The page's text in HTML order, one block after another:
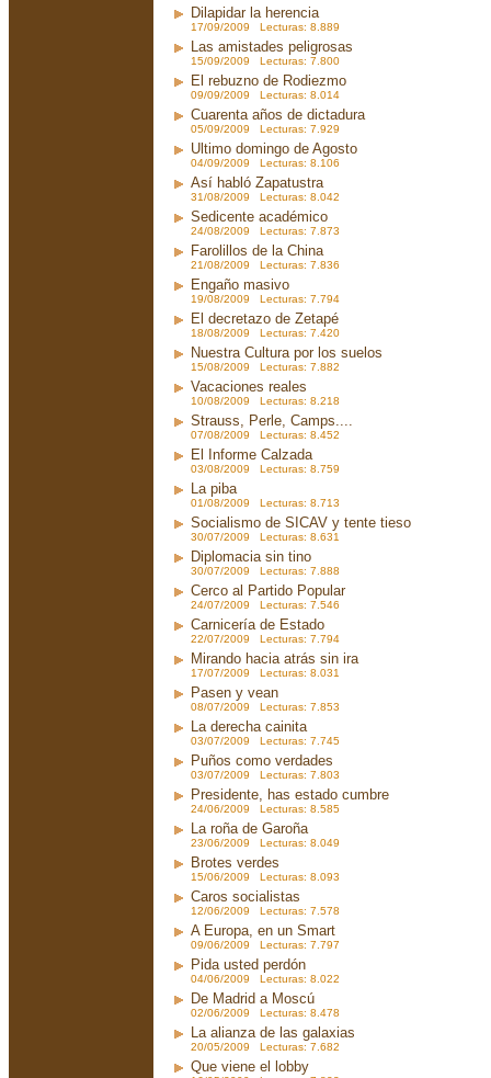
Dilapidar la herencia
17/09/2009 Lecturas: 8.889
Las amistades peligrosas
15/09/2009 Lecturas: 7.800
El rebuzno de Rodiezmo
09/09/2009 Lecturas: 8.014
Cuarenta años de dictadura
05/09/2009 Lecturas: 7.929
Ultimo domingo de Agosto
04/09/2009 Lecturas: 8.106
Así habló Zapatustra
31/08/2009 Lecturas: 8.042
Sedicente académico
24/08/2009 Lecturas: 7.873
Farolillos de la China
21/08/2009 Lecturas: 7.836
Engaño masivo
19/08/2009 Lecturas: 7.794
El decretazo de Zetapé
18/08/2009 Lecturas: 7.420
Nuestra Cultura por los suelos
15/08/2009 Lecturas: 7.882
Vacaciones reales
10/08/2009 Lecturas: 8.218
Strauss, Perle, Camps....
07/08/2009 Lecturas: 8.452
El Informe Calzada
03/08/2009 Lecturas: 8.759
La piba
01/08/2009 Lecturas: 8.713
Socialismo de SICAV y tente tieso
30/07/2009 Lecturas: 8.631
Diplomacia sin tino
30/07/2009 Lecturas: 7.888
Cerco al Partido Popular
24/07/2009 Lecturas: 7.546
Carnicería de Estado
22/07/2009 Lecturas: 7.794
Mirando hacia atrás sin ira
17/07/2009 Lecturas: 8.031
Pasen y vean
08/07/2009 Lecturas: 7.853
La derecha cainita
03/07/2009 Lecturas: 7.745
Puños como verdades
03/07/2009 Lecturas: 7.803
Presidente, has estado cumbre
24/06/2009 Lecturas: 8.585
La roña de Garoña
23/06/2009 Lecturas: 8.049
Brotes verdes
15/06/2009 Lecturas: 8.093
Caros socialistas
12/06/2009 Lecturas: 7.578
A Europa, en un Smart
09/06/2009 Lecturas: 7.797
Pida usted perdón
04/06/2009 Lecturas: 8.022
De Madrid a Moscú
02/06/2009 Lecturas: 8.478
La alianza de las galaxias
20/05/2009 Lecturas: 7.682
Que viene el lobby